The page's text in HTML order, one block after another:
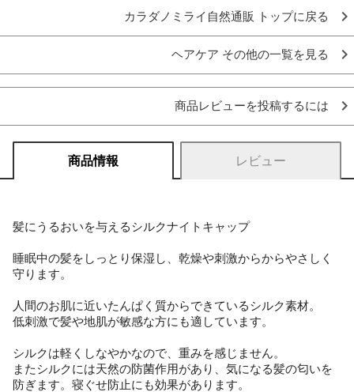
カラダノミライ自然通販 トップに戻る
ヘアケア その他の一覧を見る
商品レビューを投稿するには
商品情報 レビュー
髪にうるおいを与えるシルクナイトキャップ
睡眠中の髪をしっとり保湿し、乾燥や刺激からからやさしく
守ります。
人間のお肌に近いたんぱく質からできているシルク素材。
低刺激で髪や地肌が敏感な方にも適しています。
シルクは軽くしなやかなので、重みを感じません。
またシルクには天然の防菌作用があり、気になる髪の匂いを
防ぎます。寝ぐせ防止にも効果があります。